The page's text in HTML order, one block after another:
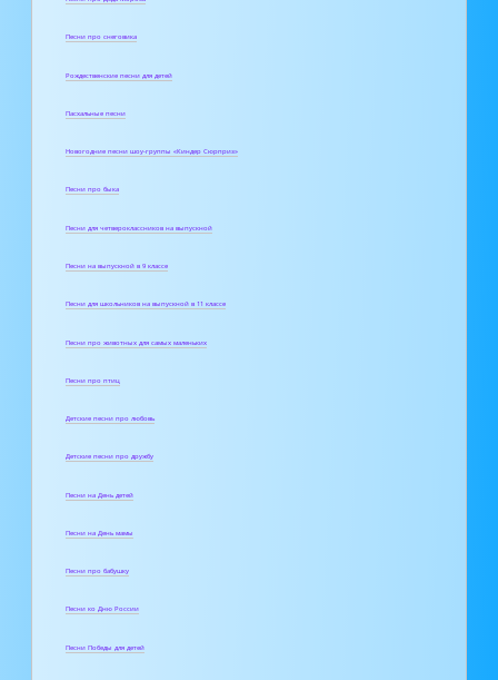
Песни про снеговика
Рождественские песни для детей
Пасхальные песни
Новогодние песни шоу-группы «Киндер Сюрприз»
Песни про быка
Песни для четвероклассников на выпускной
Песни на выпускной в 9 классе
Песни для школьников на выпускной в 11 классе
Песни про животных для самых маленьких
Песни про птиц
Детские песни про любовь
Детские песни про дружбу
Песни на День детей
Песни на День мамы
Песни про бабушку
Песни ко Дню России
Песни Победы для детей